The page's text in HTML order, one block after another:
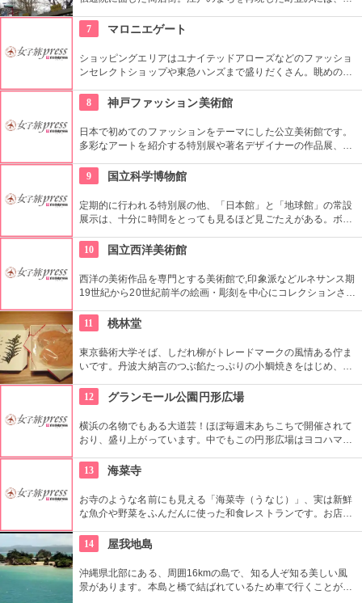
あります。多彩なお店が並んでいて、買い物や食事も楽しめま
す。
7 マロニエゲート
ショッピングエリアはユナイテッドアローズなどのファッショ
ンセレクトショップや東急ハンズまで盛りだくさん。眺めの良
トンプソンなど、世界のグルメがカジュアルなスタイルで楽し
めます。
8 神戸ファッション美術館
日本で初めてのファッションをテーマにした公立美術館です。
多彩なアートを紹介する特別展や著名デザイナーの作品展、ラ
な方、ファッション業界の方、ファッションを学ぶ方、必見で
す。
9 国立科学博物館
定期的に行われる特別展の他、「日本館」と「地球館」の常設
展示は、十分に時間をとっても見るほど見ごたえがある。ボラ
とまちがいなし。
10 国立西洋美術館
西洋の美術作品を専門とする美術館で,印象派などルネサンス期
19世紀から20世紀前半の絵画・彫刻を中心にコレクションされ
家）たちの作品を見ることができる美術館としは日本有数。ロ
ダンの「考える人」はこちらで見れる。設計はル・コルビジェ
が手掛け、建築・インテリア好きにもおすすめ。
11 桃林堂
東京藝術大学そば、しだれ柳がトレードマークの風情ある佇ま
いです。丹波大納言のつぶ餡たっぷりの小鯛焼きをはじめ、水
ます。お抹茶をいただきながら店内でも。
12 グランモール公園円形広場
横浜の名物でもある大道芸！ほぼ毎週末あちこちで開催されて
おり、盛り上がっています。中でもこの円形広場はヨコハマ大
労される、驚きの芸に子供も大人も釘付けです！
13 海菜寺
お寺のような名前にも見える「海菜寺（うなじ）」、実は新鮮
な魚介や野菜をふんだんに使った和食レストランです。お店の
す。贅沢な立地と確かな味が支持され、パーティーにも利用さ
れています。
14 屋我地島
沖縄県北部にある、周囲16kmの島で、知る人ぞ知る美しい風
景があります。本島と橋で結ばれているため車で行くことがで